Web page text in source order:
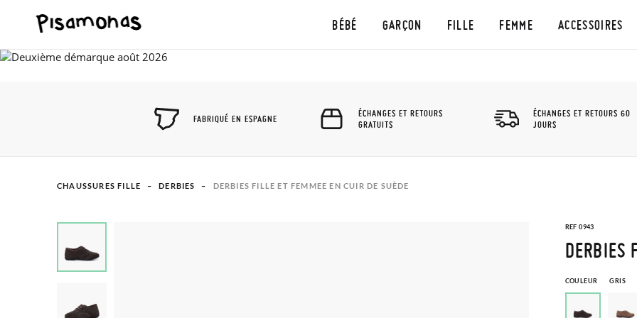
BÉBÉ GARÇON FILLE FEMME ACCESSOIRES
FABRIQUÉ EN ESPAGNE
ÉCHANGES ET RETOURS
GRATUITS
ÉCHANGES ET RETOURS 60
JOURS
CHAUSSURES FILLE DERBIES DERBIES FILLE ET FEMMEE EN CUIR DE SUÈDE
REF 0943
DERBIES
COULEUR GRIS